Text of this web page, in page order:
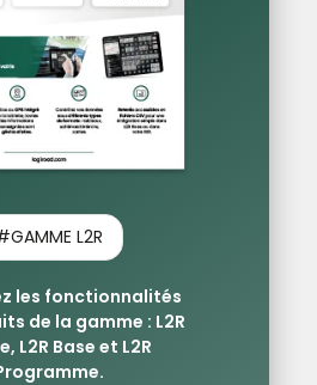
L2R
les fonctionnalités
de la gamme : L2R
L2R Base et L2R